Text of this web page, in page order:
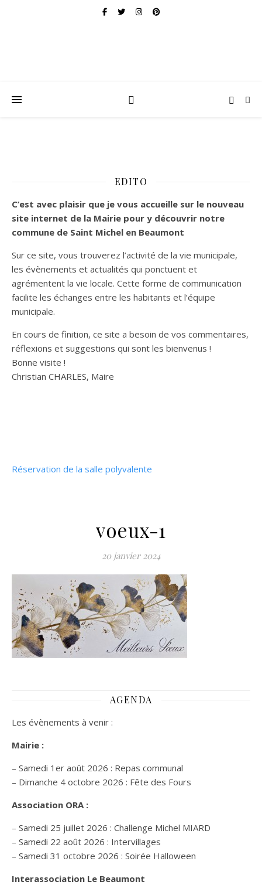
EDITO
C’est avec plaisir que je vous accueille sur le nouveau
site internet de la Mairie pour y découvrir notre
commune de Saint Michel en Beaumont
Sur ce site, vous trouverez l’activité de la vie municipale,
les évènements et actualités qui ponctuent et
agrémentent la vie locale. Cette forme de communication
facilite les échanges entre les habitants et l’équipe
municipale.
En cours de finition, ce site a besoin de vos commentaires,
réflexions et suggestions qui sont les bienvenus !
Bonne visite !
Christian CHARLES, Maire
Réservation de la salle polyvalente
voeux-1
20 janvier 2024
AGENDA
Les évènements à venir :
Mairie :
– Samedi 1er août 2026 : Repas communal
– Dimanche 4 octobre 2026 : Fête des Fours
Association ORA :
– Samedi 25 juillet 2026 : Challenge Michel MIARD
– Samedi 22 août 2026 : Intervillages
– Samedi 31 octobre 2026 : Soirée Halloween
Interassociation Le Beaumont